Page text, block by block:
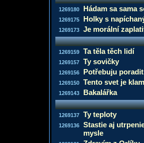
1269180 Hádam sa sama
1269175 Holky s
1269173 Je morální
1269159 Ta těla těch lidí
1269157 Ty sovičky
1269156 Potřebuju poradit
1269150 Tento svet je
1269143 Bakalářka
1269137 Ty teploty
1269136
Stastie aj
mysle